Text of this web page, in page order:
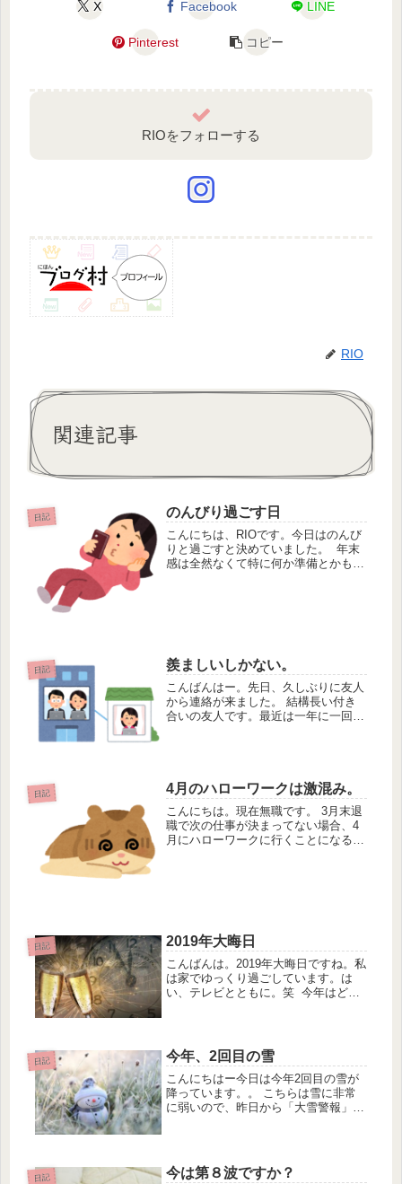
X Facebook LINE
Pinterest コピー
RIOをフォローする
RIO
関連記事
日記 のんびり過ごす日
こんにちは、RIOです。今日はのんび
りと過ごすと決めていました。 年末
感は全然なくて特に何か準備とかもし
日記 羨ましいしかない。
こんばんはー。先日、久しぶりに友人
から連絡が来ました。 結構長い付き
合いの友人です。最近は一年に一回く
し...
日記 4月のハローワークは激混み。
こんにちは。現在無職です。 3月末退
職で次の仕事が決まってない場合、4
月にハローワークに行くことになるの
日記 2019年大晦日
こんばんは。2019年大晦日ですね。私
は家でゆっくり過ごしています。は
い、テレビとともに。笑 今年はどん
無職スタートです。笑まあでも年末...
日記 今年、2回目の雪
こんにちはー今日は今年2回目の雪が
降っています。。 こちらは雪に非常
に弱いので、昨日から「大雪警報」が
か？） 雪が降ると、電車は止ま...
日記 今は第８波ですか？